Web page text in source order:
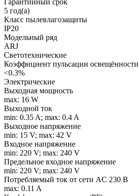
5 год(а)
Класс пылевлагозащиты
IP20
Модельный ряд
ARJ
Светотехнические
Коэффициент пульсации освещённости
<0.3%
Электрические
Выходная мощность
max: 16 W
Выходной ток
min: 0.35 A; max: 0.4 A
Выходное напряжение
min: 15 V; max: 42 V
Входное напряжение
min: 220 V; max: 240 V
Предельное входное напряжение
min: 220 V; max: 240 V
Потребляемый ток от сети AC 230 В
max: 0.11 A